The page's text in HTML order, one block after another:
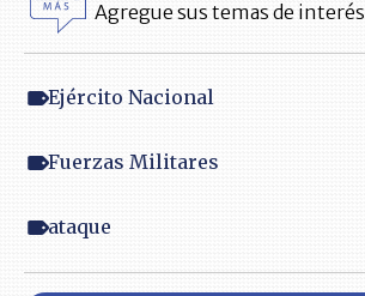
Agregue sus temas de interés
Ejército Nacional
Fuerzas Militares
ataque